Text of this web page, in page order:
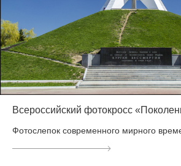
Всероссийский фотокросс
Фотослепок современного мирного